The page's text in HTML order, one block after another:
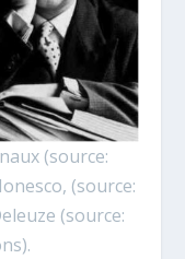
(source:
(source:
(source: